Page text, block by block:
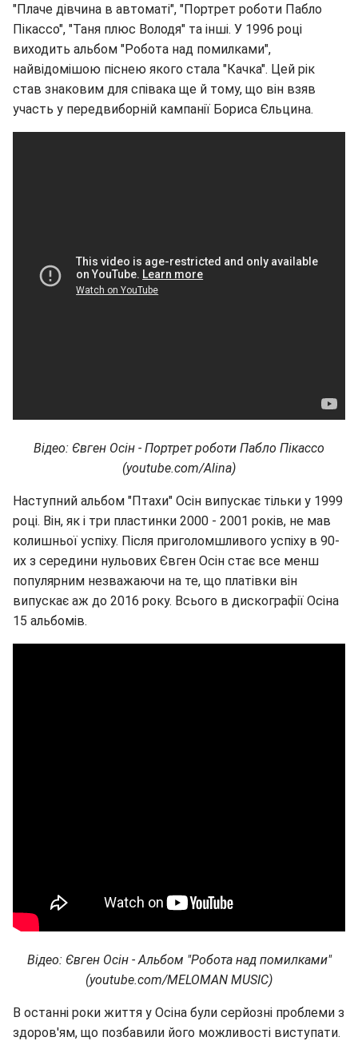
"Плаче дівчина в автоматі", "Портрет роботи Пабло
Пікассо", "Таня плюс Володя" та інші. У 1996 році
виходить альбом "Робота над помилками",
найвідомішою піснею якого стала "Качка". Цей рік
став знаковим для співака ще й тому, що він взяв
участь у передвиборній кампанії Бориса Єльцина.
Відео: Євген Осін - Портрет роботи Пабло Пікассо
(youtube.com/Alina)
Наступний альбом "Птахи" Осін випускає тільки у 1999
році. Він, як і три пластинки 2000 - 2001 років, не мав
колишньої успіху. Після приголомшливого успіху в 90-
их з середини нульових Євген Осін стає все менш
популярним незважаючи на те, що платівки він
випускає аж до 2016 року. Всього в дискографії Осіна
15 альбомів.
Відео: Євген Осін - Альбом "Робота над помилками"
(youtube.com/MELOMAN MUSIC)
В останні роки життя у Осіна були серйозні проблеми з
здоров'ям, що позбавили його можливості виступати.